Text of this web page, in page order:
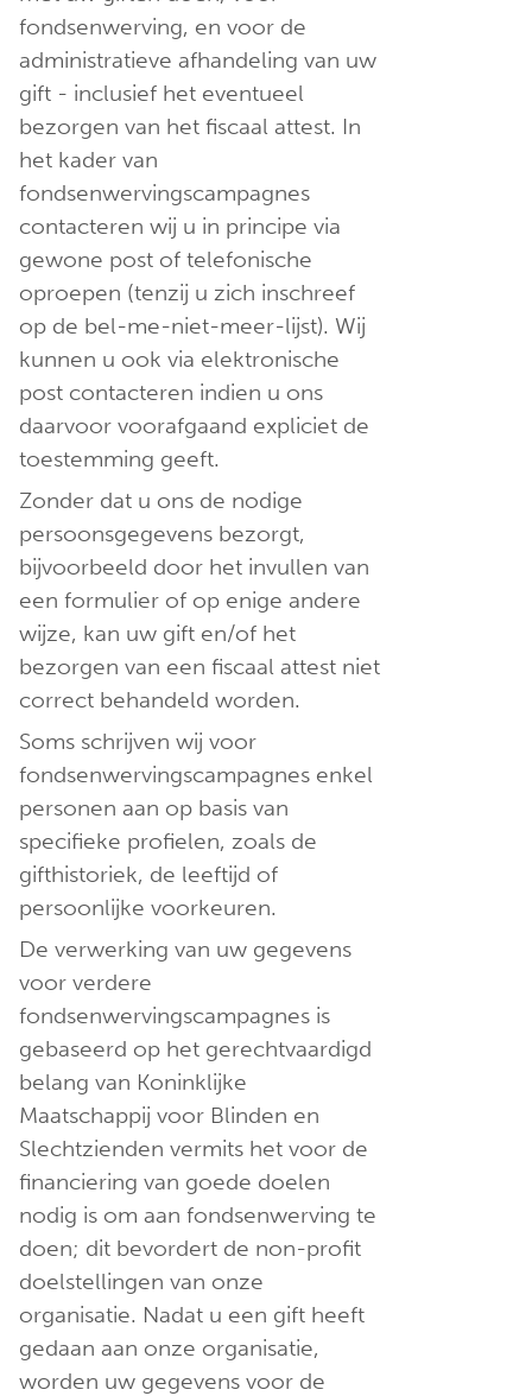
fondsenwerving, en voor de
administratieve afhandeling van uw
gift - inclusief het eventueel
bezorgen van het fiscaal attest. In
het kader van
fondsenwervingscampagnes
contacteren wij u in principe via
gewone post of telefonische
oproepen (tenzij u zich inschreef
op de bel-me-niet-meer-lijst). Wij
kunnen u ook via elektronische
post contacteren indien u ons
daarvoor voorafgaand expliciet de
toestemming geeft.
Zonder dat u ons de nodige
persoonsgegevens bezorgt,
bijvoorbeeld door het invullen van
een formulier of op enige andere
wijze, kan uw gift en/of het
bezorgen van een fiscaal attest niet
correct behandeld worden.
Soms schrijven wij voor
fondsenwervingscampagnes enkel
personen aan op basis van
specifieke profielen, zoals de
gifthistoriek, de leeftijd of
persoonlijke voorkeuren.
De verwerking van uw gegevens
voor verdere
fondsenwervingscampagnes is
gebaseerd op het gerechtvaardigd
belang van Koninklijke
Maatschappij voor Blinden en
Slechtzienden vermits het voor de
financiering van goede doelen
nodig is om aan fondsenwerving te
doen; dit bevordert de non-profit
doelstellingen van onze
organisatie. Nadat u een gift heeft
gedaan aan onze organisatie,
worden uw gegevens voor de